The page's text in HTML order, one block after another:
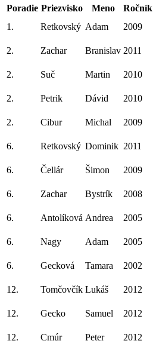
Poradie Priezvisko Meno Ročník
1.
Retkovský Adam 2009
2. Zachar Branislav 2011
2. Suč Martin 2010
2. Petrik Dávid 2010
2. Cibur Michal 2009
6. Retkovský Dominik 2011
6. Čellár Šimon 2009
6. Zachar Bystrík 2008
6. Antolíková Andrea 2005
6. Nagy Adam 2005
6. Gecková Tamara 2002
12. Tomčovčík Lukáš 2012
12. Gecko Samuel 2012
12. Cmúr Peter 2012